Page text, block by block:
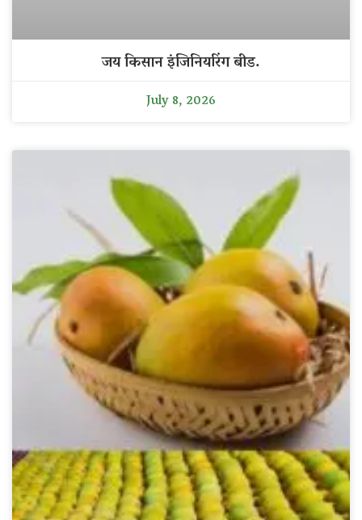
जय किसान इंजिनियरिंग बीड.
July 8, 2026